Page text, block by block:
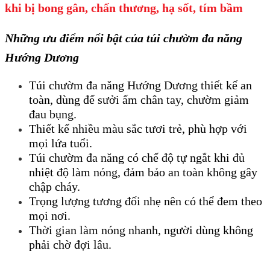
khi bị bong gân, chấn thương, hạ sốt, tím bầm
Những ưu điểm nổi bật của túi chườm đa năng
Hướng Dương
Túi chườm đa năng Hướng Dương thiết kế an
toàn, dùng để sưởi ấm chân tay, chườm giảm
đau bụng.
Thiết kế nhiều màu sắc tươi trẻ, phù hợp với
mọi lứa tuổi.
Túi chườm đa năng có chế độ tự ngắt khi đủ
nhiệt độ làm nóng, đảm bảo an toàn không gây
chập cháy.
Trọng lượng tương đối nhẹ nên có thể đem theo
mọi nơi.
Thời gian làm nóng nhanh, người dùng không
phải chờ đợi lâu.